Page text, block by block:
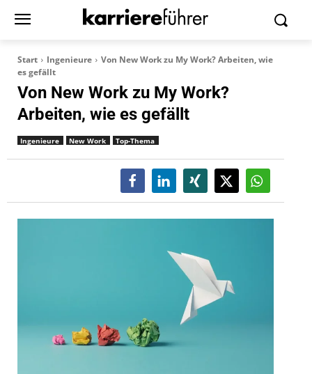
Start Ingenieure
Von New Work zu My Work? Arbeiten, wie
es gefällt
Von New Work zu My Work?
Arbeiten, wie es gefällt
Ingenieure New Work Top-Thema